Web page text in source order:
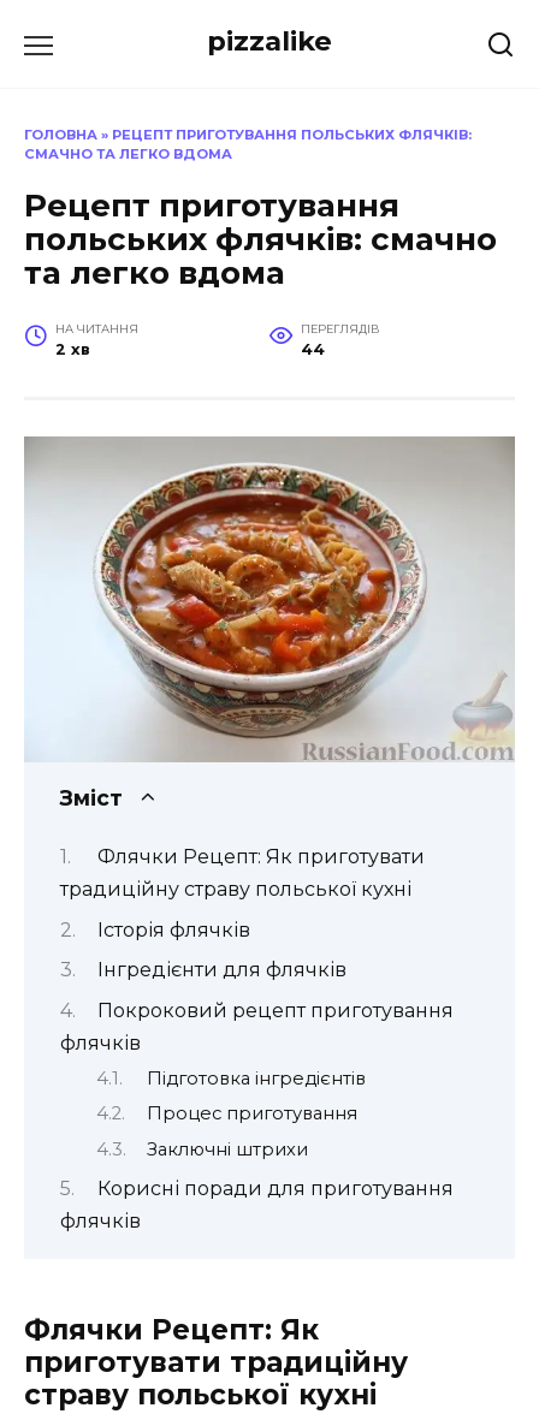
до
pizzalike
ГОЛОВНА » РЕЦЕПТ ПРИГОТУВАННЯ ПОЛЬСЬКИХ ФЛЯЧКІВ:
СМАЧНО ТА ЛЕГКО ВДОМА
Рецепт приготування
польських флячків: смачно
та легко вдома
НА ЧИТАННЯ
2 хв
ПЕРЕГЛЯДІВ
44
Зміст
Флячки Рецепт: Як приготувати
традиційну страву польської кухні
Історія флячків
Інгредієнти для флячків
Покроковий рецепт приготування
флячків
Підготовка інгредієнтів
Процес приготування
Заключні штрихи
Корисні поради для приготування
флячків
Флячки Рецепт: Як
приготувати традиційну
страву польської кухні